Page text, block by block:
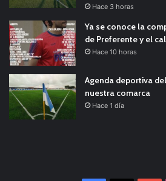
Hace 3 horas
Ya se conoce la
de Preferente y el
Hace 10 horas
Agenda deportiva
nuestra comarca
Hace 1 día